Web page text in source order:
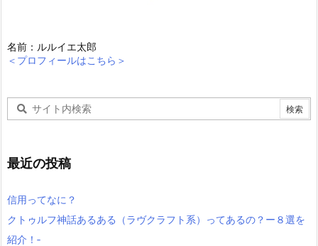
名前：ルルイエ太郎
＜プロフィールはこちら＞
最近の投稿
信用ってなに？
クトゥルフ神話あるある（ラヴクラフト系）ってあるの？ー８選を
紹介！‐